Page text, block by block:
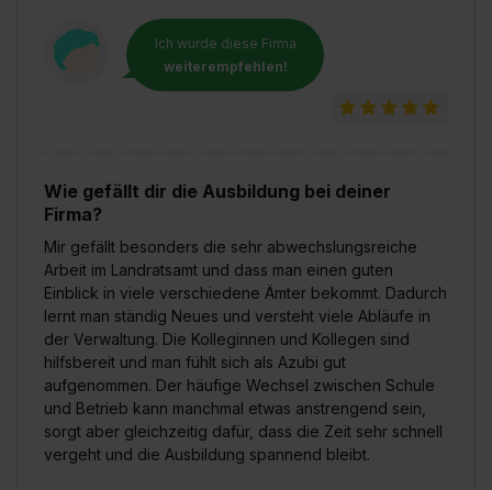
Ich würde diese Firma
weiterempfehlen!
Wie gefällt dir die Ausbildung bei deiner
Firma?
Mir gefällt besonders die sehr abwechslungsreiche
Arbeit im Landratsamt und dass man einen guten
Einblick in viele verschiedene Ämter bekommt. Dadurch
lernt man ständig Neues und versteht viele Abläufe in
der Verwaltung. Die Kolleginnen und Kollegen sind
hilfsbereit und man fühlt sich als Azubi gut
aufgenommen. Der häufige Wechsel zwischen Schule
und Betrieb kann manchmal etwas anstrengend sein,
sorgt aber gleichzeitig dafür, dass die Zeit sehr schnell
vergeht und die Ausbildung spannend bleibt.